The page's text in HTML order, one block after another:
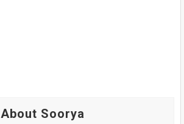
About Soorya